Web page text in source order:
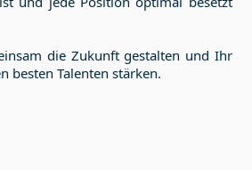
die Zukunft gestalten und Ihr
besten Talenten stärken.